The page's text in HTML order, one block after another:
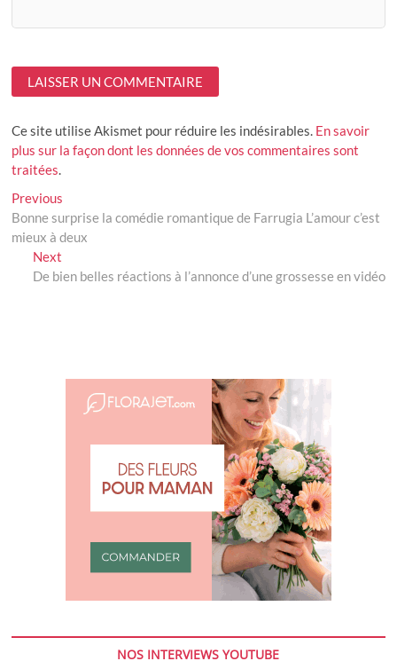
Ce site utilise Akismet pour réduire les indésirables. En savoir
plus sur la façon dont les données de vos commentaires sont
traitées.
Navigation
de
l’article
Previous
post:
Bonne surprise la comédie romantique de Farrugia L’amour c’est
mieux à deux
NextNext
post:
De bien belles réactions à l’annonce d’une grossesse en vidéo
NOS INTERVIEWS YOUTUBE